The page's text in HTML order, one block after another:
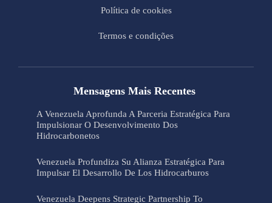
Política de cookies
Termos e condições
Mensagens Mais Recentes
A Venezuela Aprofunda A Parceria Estratégica Para
Impulsionar O Desenvolvimento Dos
Hidrocarbonetos
Venezuela Profundiza Su Alianza Estratégica Para
Impulsar El Desarrollo De Los Hidrocarburos
Venezuela Deepens Strategic Partnership To